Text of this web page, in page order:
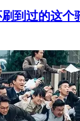
到过的这个